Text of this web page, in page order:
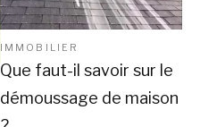
IMMOBILIER
Que faut-il savoir sur le
démoussage de maison